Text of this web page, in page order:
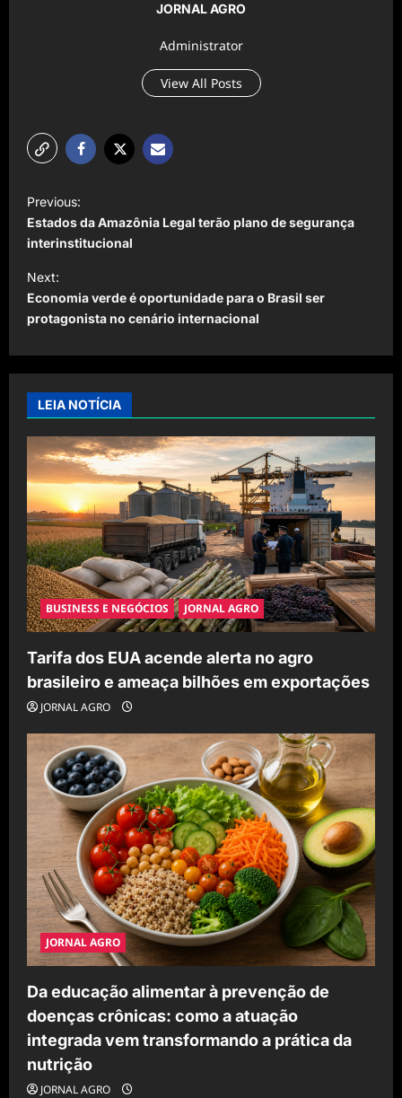
JORNAL AGRO
Administrator
View All Posts
o
s
t
n
a
v
g
a
t
i
o
n
Previous:
Estados da Amazônia Legal terão plano de segurança
interinstitucional
Next:
Economia verde é oportunidade para o Brasil ser
protagonista no cenário internacional
LEIA NOTÍCIA
BUSINESS E NEGÓCIOS JORNAL AGRO
Tarifa dos EUA acende alerta no agro
brasileiro e ameaça bilhões em exportações
JORNAL AGRO
JORNAL AGRO
Da educação alimentar à prevenção de
doenças crônicas: como a atuação
integrada vem transformando a prática da
nutrição
JORNAL AGRO